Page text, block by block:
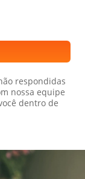
respondidas
nossa equipe
dentro de